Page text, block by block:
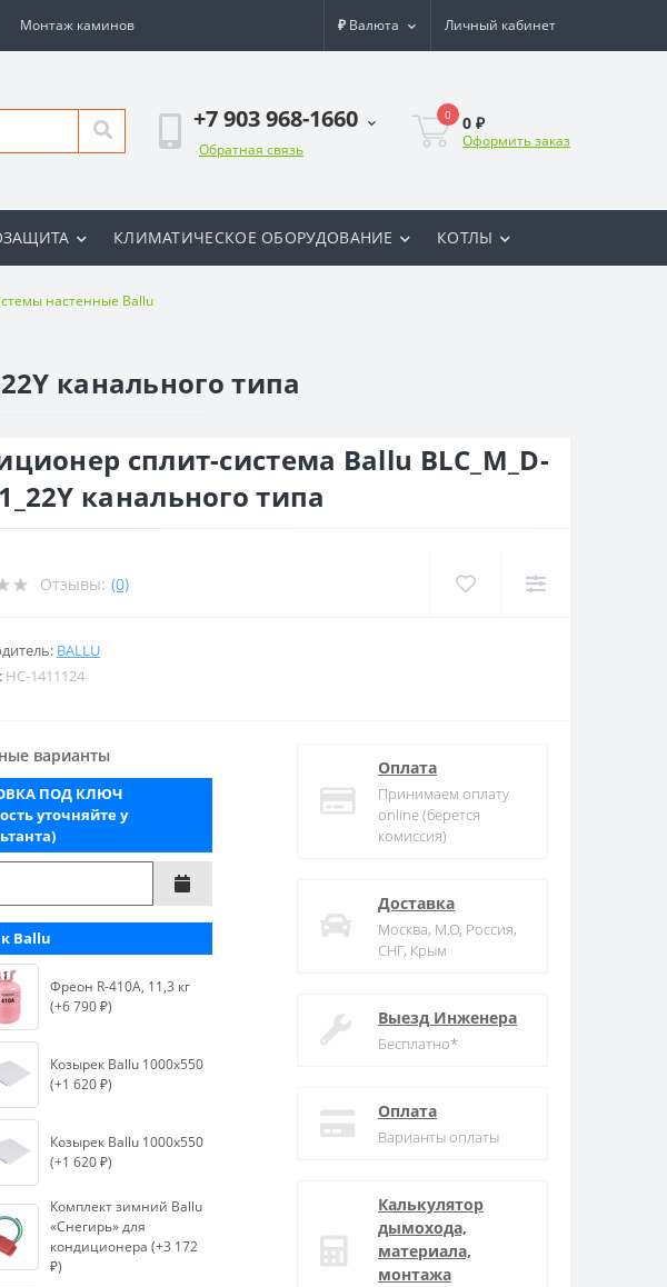
Монтаж каминов ₽ Валюта Личный кабинет
+7 903 968-1660
Обратная связь
0 0 ₽
Оформить заказ
КЛИМАТИЧЕСКОЕ ОБОРУДОВАНИЕ КОТЛЫ
настенные Ballu
канального типа
сплит-система Ballu BLC_M_D-
канального типа
Отзывы: (0)
BALLU
НС-1411124
варианты
ПОД КЛЮЧ
уточняйте у
Ballu
Фреон R-410А, 11,3 кг
(+6 790 ₽)
Козырек Ballu 1000х550
(+1 620 ₽)
Козырек Ballu 1000х550
(+1 620 ₽)
Комплект зимний Ballu
«Снегирь» для
кондиционера (+3 172
₽)
Оплата
Принимаем оплату
online (берется
комиссия)
Доставка
Москва, М.О, Россия,
СНГ, Крым
Выезд Инженера
Бесплатно*
Оплата
Варианты оплаты
Калькулятор
дымохода,
материала,
монтажа